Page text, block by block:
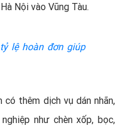
Nội vào Vũng Tàu.
lệ hoàn đơn giúp
có thêm dịch vụ dán nhãn,
như chèn xốp, bọc,